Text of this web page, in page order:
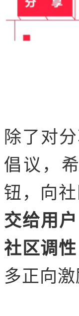
除了对
倡议，
钮，向
交给用
社区调
多正向